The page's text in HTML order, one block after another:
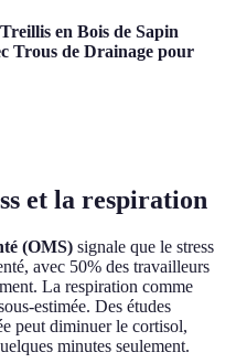
en Bois de Sapin
Trous de Drainage pour
et la respiration
(OMS) signale que le stress
avec 50% des travailleurs
La respiration comme
estimée. Des études
peut diminuer le cortisol,
minutes seulement.